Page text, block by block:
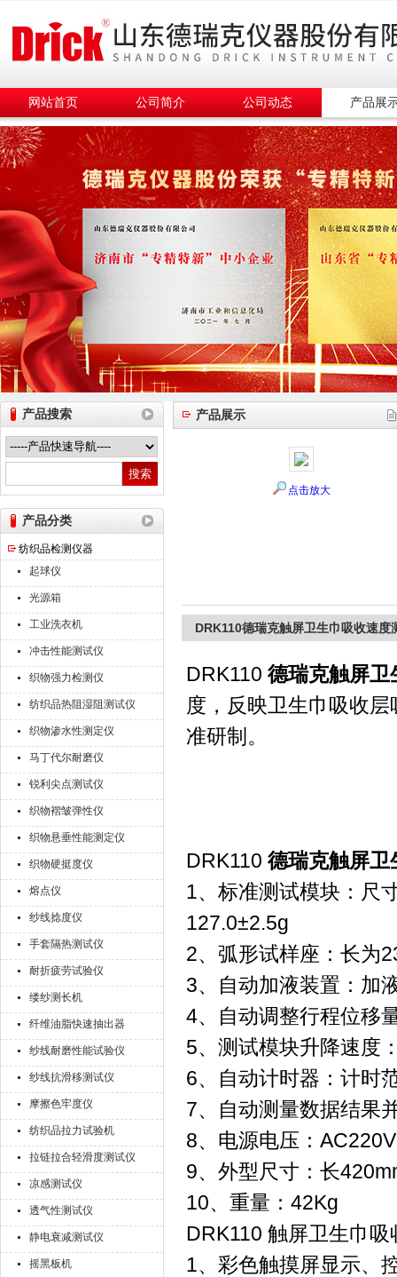
山东德瑞克仪器股份有限公司
网站首页 公司简介 公司动态 产品展
产品搜索
产品分类
纺织品检测仪器
起球仪
光源箱
工业洗衣机
冲击性能测试仪
织物强力检测仪
纺织品热阻湿阻测试仪
织物渗水性测定仪
马丁代尔耐磨仪
锐利尖点测试仪
织物褶皱弹性仪
织物悬垂性能测定仪
织物硬挺度仪
熔点仪
纱线捻度仪
手套隔热测试仪
耐折疲劳试验仪
缕纱测长机
纤维油脂快速抽出器
纱线耐磨性能试验仪
纱线抗滑移测试仪
摩擦色牢度仪
纺织品拉力试验机
拉链拉合轻滑度测试仪
凉感测试仪
透气性测试仪
静电衰减测试仪
摇黑板机
产品展示
点击放大
DRK110德瑞克触屏卫生巾吸收速度
DRK110 德瑞克触屏卫
度，反映卫生巾吸收
准研制。
DRK110 德瑞克触屏卫
1、标准测试模块：尺
127.0±2.5g
2、弧形试样座：长为
3、自动加液装置：加
4、自动调整行程位移
5、测试模块升降速度
6、自动计时器：计时
7、自动测量数据结果
8、电源电压：
9、外型尺寸：长
10、重量：42Kg
DRK110 触屏卫生巾
1、彩色触摸屏显示、